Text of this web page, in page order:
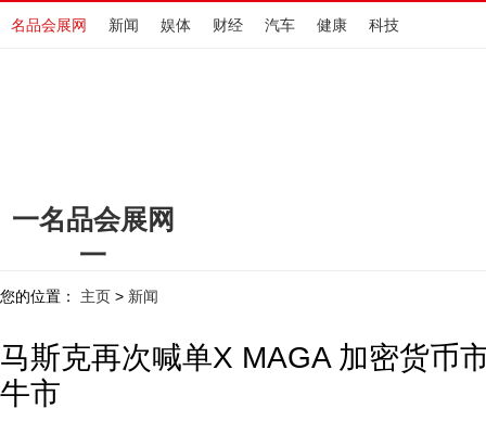
名品会展网 新闻 娱体 财经 汽车 健康 科技
一名品会展网
一
您的位置： 主页 > 新闻
马斯克再次喊单X MAGA 加密货币
牛市